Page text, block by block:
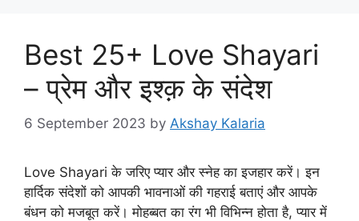
Best 25+ Love Shayari
– प्रेम और इश्क़ के संदेश
6 September 2023 by Akshay Kalaria
Love Shayari के जरिए प्यार और स्नेह का इजहार करें। इन
हार्दिक संदेशों को आपकी भावनाओं की गहराई बताएं और आपके
बंधन को मजबूत करें। मोहब्बत का रंग भी विभिन्न होता है, प्यार में